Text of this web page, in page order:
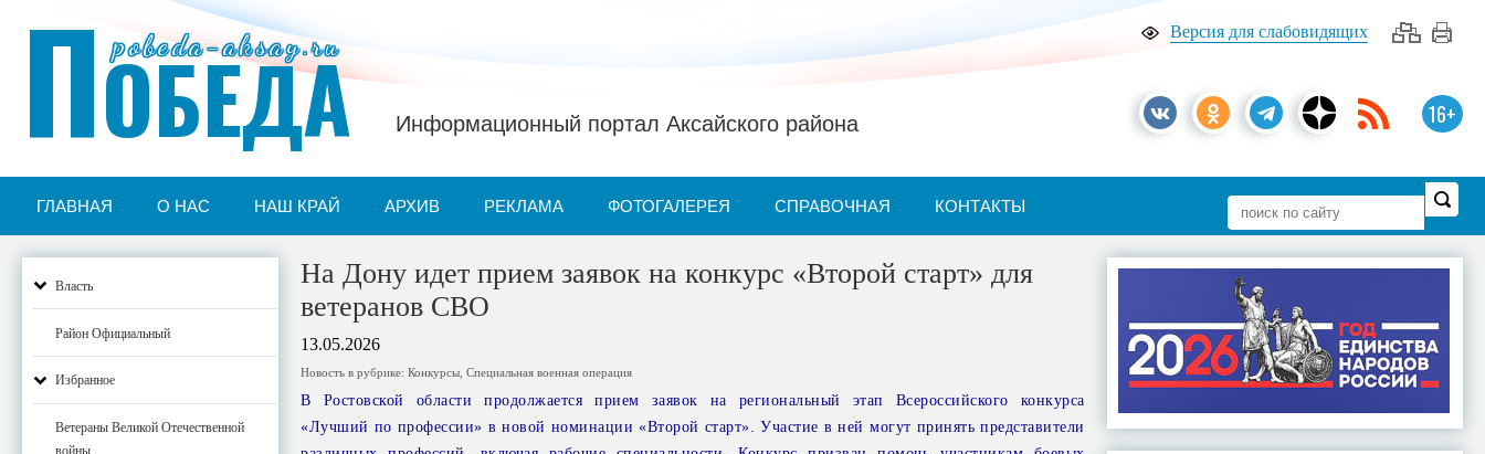
Версия для слабовидящих
16+
pobeda-aksay.ru
ПОБЕДА Информационный портал Аксайского района
ГЛАВНАЯ О НАС НАШ КРАЙ АРХИВ РЕКЛАМА ФОТОГАЛЕРЕЯ СПРАВОЧНАЯ КОНТАКТЫ
Власть
Район Официальный
Избранное
Ветераны Великой Отечественной
войны
На Дону идет прием заявок на конкурс «Второй старт» для
ветеранов СВО
13.05.2026
Новость в рубрике:Конкурсы ,Специальная военная операция
В Ростовской области продолжается прием заявок на региональный этап Всероссийского конкурса
«Лучший по профессии» в новой номинации «Второй старт». Участие в ней могут принять представители